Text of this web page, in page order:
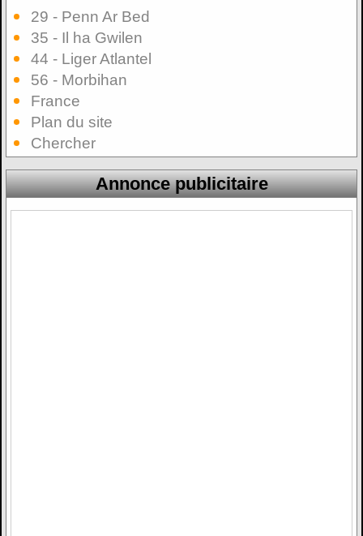
29 - Penn Ar Bed
35 - Il ha Gwilen
44 - Liger Atlantel
56 - Morbihan
France
Plan du site
Chercher
Annonce publicitaire